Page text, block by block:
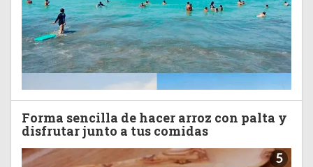
Forma sencilla de hacer arroz con palta y
disfrutar junto a tus comidas
5